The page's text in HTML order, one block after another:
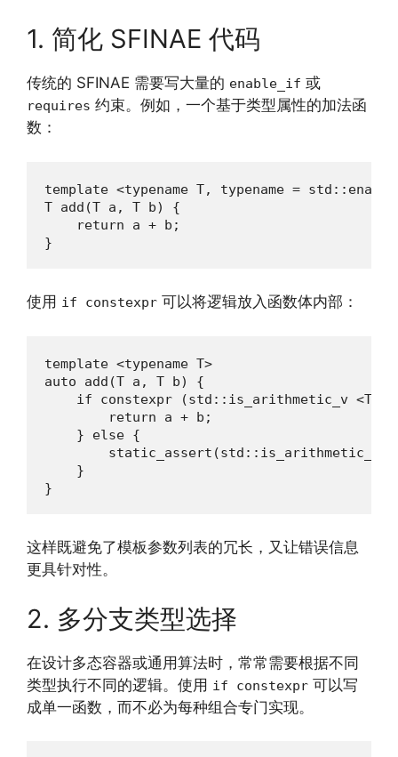
1. 简化 SFINAE 代码
传统的 SFINAE 需要写大量的 enable_if 或
requires 约束。例如，一个基于类型属性的加法函
数：
template <typename T, typename =
T add(T a, T b) {
    return a + b;
}
使用 if constexpr 可以将逻辑放入函数体内部：
template <typename T>
auto add(T a, T b) {
if constexpr (std::is_arithmetic_v <T>)
        return a + b;
    } else {
static_assert(std::is_arithmetic_v
    }
}
这样既避免了模板参数列表的冗长，又让错误信息
更具针对性。
2. 多分支类型选择
在设计多态容器或通用算法时，常常需要根据不同
类型执行不同的逻辑。使用 if constexpr 可以写
成单一函数，而不必为每种组合专门实现。